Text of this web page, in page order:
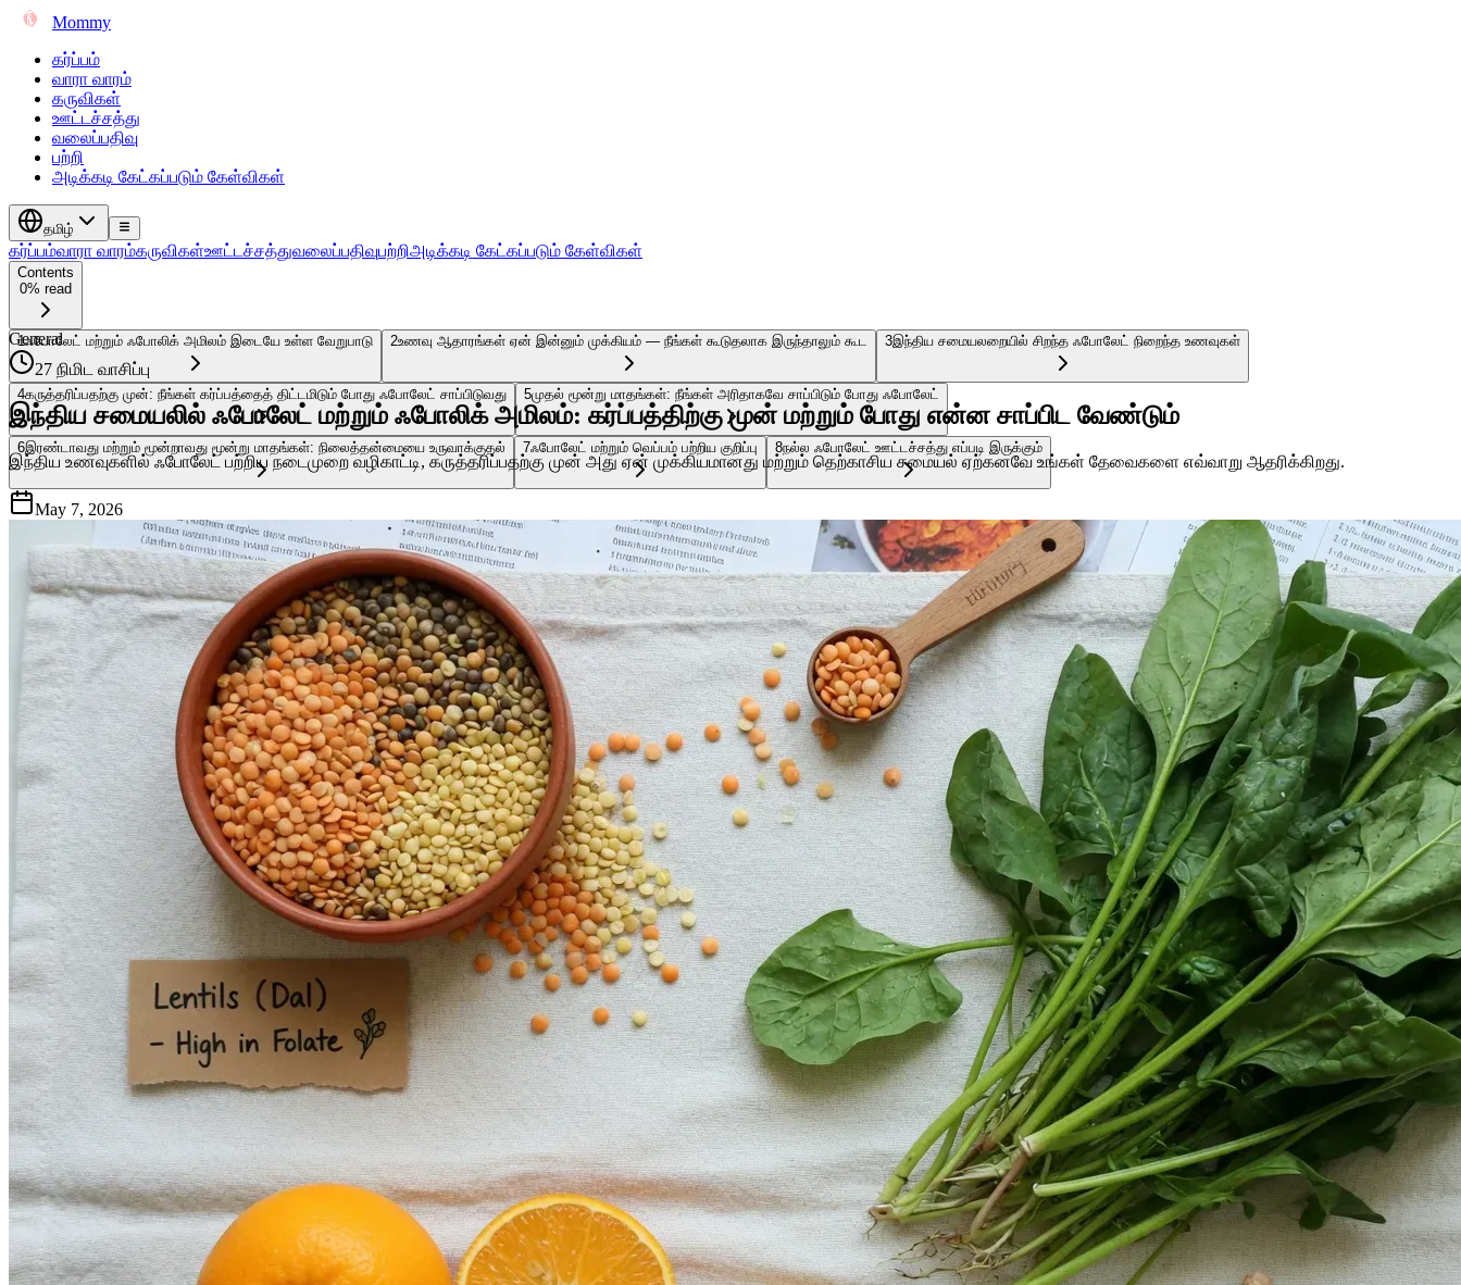
Mommy
கர்ப்பம்
வாரா வாரம்
கருவிகள்
ஊட்டச்சத்து
வலைப்பதிவு
பற்றி
அடிக்கடி கேட்கப்படும் கேள்விகள்
தமிழ்
கர்ப்பம்வாரா வாரம்கருவிகள்ஊட்டச்சத்துவலைப்பதிவுபற்றிஅடிக்கடி கேட்கப்படும் கேள்விகள்
Contents
0% read
1ஃபோலேட் மற்றும் ஃபோலிக் அமிலம் இடையே உள்ள வேறுபாடு 2உணவு ஆதாரங்கள் ஏன் இன்னும் முக்கியம் — நீங்கள் கூடுதலாக இருந்தாலும் கூட 3இந்திய சமையலறையில் சிறந்த ஃபோலேட் நிறைந்த உணவுகள்
4கருத்தரிப்பதற்கு முன்: நீங்கள் கர்ப்பத்தைத் திட்டமிடும் போது ஃபோலேட் சாப்பிடுவது 5முதல் மூன்று மாதங்கள்: நீங்கள் அரிதாகவே சாப்பிடும் போது ஃபோலேட்
6இரண்டாவது மற்றும் மூன்றாவது மூன்று மாதங்கள்: நிலைத்தன்மையை உருவாக்குதல் 7ஃபோலேட் மற்றும் வெப்பம் பற்றிய குறிப்பு 8நல்ல ஃபோலேட் ஊட்டச்சத்து எப்படி இருக்கும்
General
27 நிமிட வாசிப்பு
இந்திய சமையலில் ஃபோலேட் மற்றும் ஃபோலிக் அமிலம்: கர்ப்பத்திற்கு முன் மற்றும் போது என்ன சாப்பிட வேண்டும்
இந்திய உணவுகளில் ஃபோலேட் பற்றிய நடைமுறை வழிகாட்டி, கருத்தரிப்பதற்கு முன் அது ஏன் முக்கியமானது மற்றும் தெற்காசிய சமையல் ஏற்கனவே உங்கள் தேவைகளை எவ்வாறு ஆதரிக்கிறது.
May 7, 2026